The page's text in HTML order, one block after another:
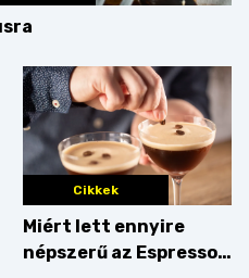
Cikkek
Miért lett ennyire
népszerű az Espresso